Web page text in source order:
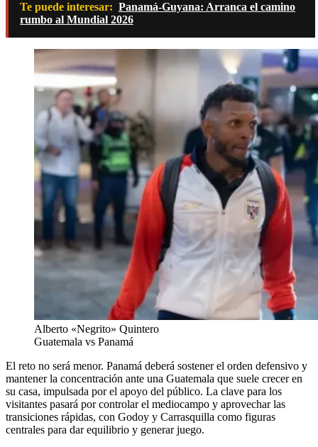
Te puede interesar: Panamá-Guyana: Arranca el camino
rumbo al Mundial 2026
Alberto «Negrito» Quintero
Guatemala vs Panamá
El reto no será menor. Panamá deberá sostener el orden defensivo y
mantener la concentración ante una Guatemala que suele crecer en
su casa, impulsada por el apoyo del público. La clave para los
visitantes pasará por controlar el mediocampo y aprovechar las
transiciones rápidas, con Godoy y Carrasquilla como figuras
centrales para dar equilibrio y generar juego.